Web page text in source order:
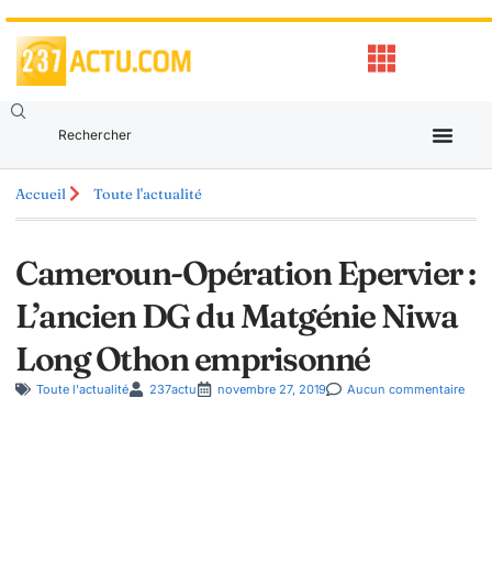
Accueil Toute l'actualité
Cameroun-Opération Epervier :
L’ancien DG du Matgénie Niwa
Long Othon emprisonné
Toute l'actualité 237actu novembre 27, 2019 Aucun commentaire